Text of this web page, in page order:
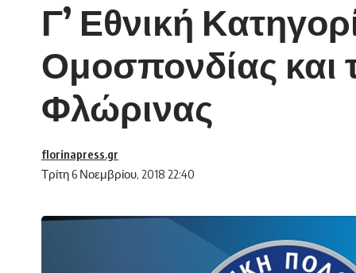
Γ’ Εθνική
Ομοσπονδίας και
Φλώρινας
Τρίτη 6 Νοεμβρίου, 2018 22:40
florinapress.gr